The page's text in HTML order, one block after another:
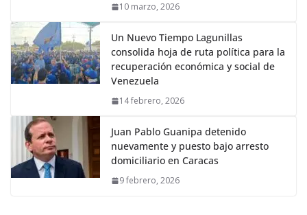
10 marzo, 2026
Un Nuevo Tiempo Lagunillas
consolida hoja de ruta política para la
recuperación económica y social de
Venezuela
14 febrero, 2026
Juan Pablo Guanipa detenido
nuevamente y puesto bajo arresto
domiciliario en Caracas
9 febrero, 2026